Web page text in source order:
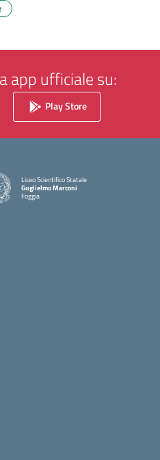
app ufficiale su:
Play Store
Liceo Scientifico Statale
Guglielmo Marconi
Foggia
— Visita la pagina iniziale della scuola